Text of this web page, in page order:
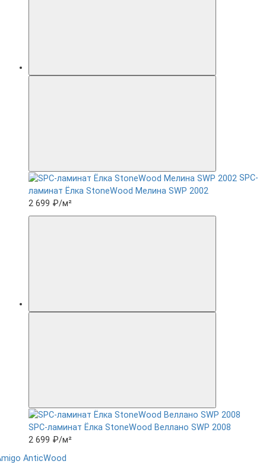
SPC-
ламинат Ëлка StoneWood Мелина SWP 2002
2 699 ₽/м²
SPC-ламинат Ëлка StoneWood Веллано SWP 2008
2 699 ₽/м²
AnticWood